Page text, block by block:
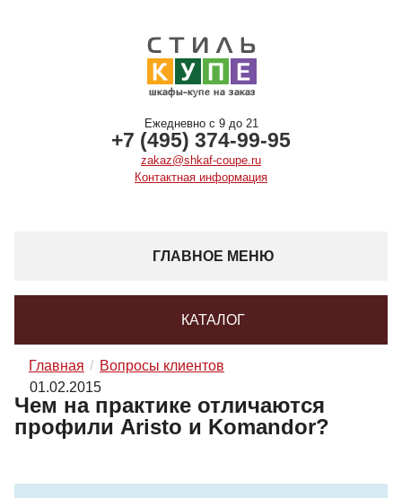
Ежедневно с 9 до 21
+7 (495) 374-99-95
zakaz@shkaf-coupe.ru
Контактная информация
ГЛАВНОЕ МЕНЮ
КАТАЛОГ
Главная
Вопросы клиентов
01.02.2015
Чем на практике отличаются
профили Aristo и Komandor?